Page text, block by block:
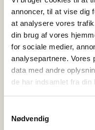
annoncer, til at vise dig
at analysere vores
din brug af vores
for sociale medier,
analysepartnere. Vores
data med andre
de har indsamlet fra din
Nødvendig
17. april – 27. september.
weekenderne.
Parkering
Vi opfordrer til, at man